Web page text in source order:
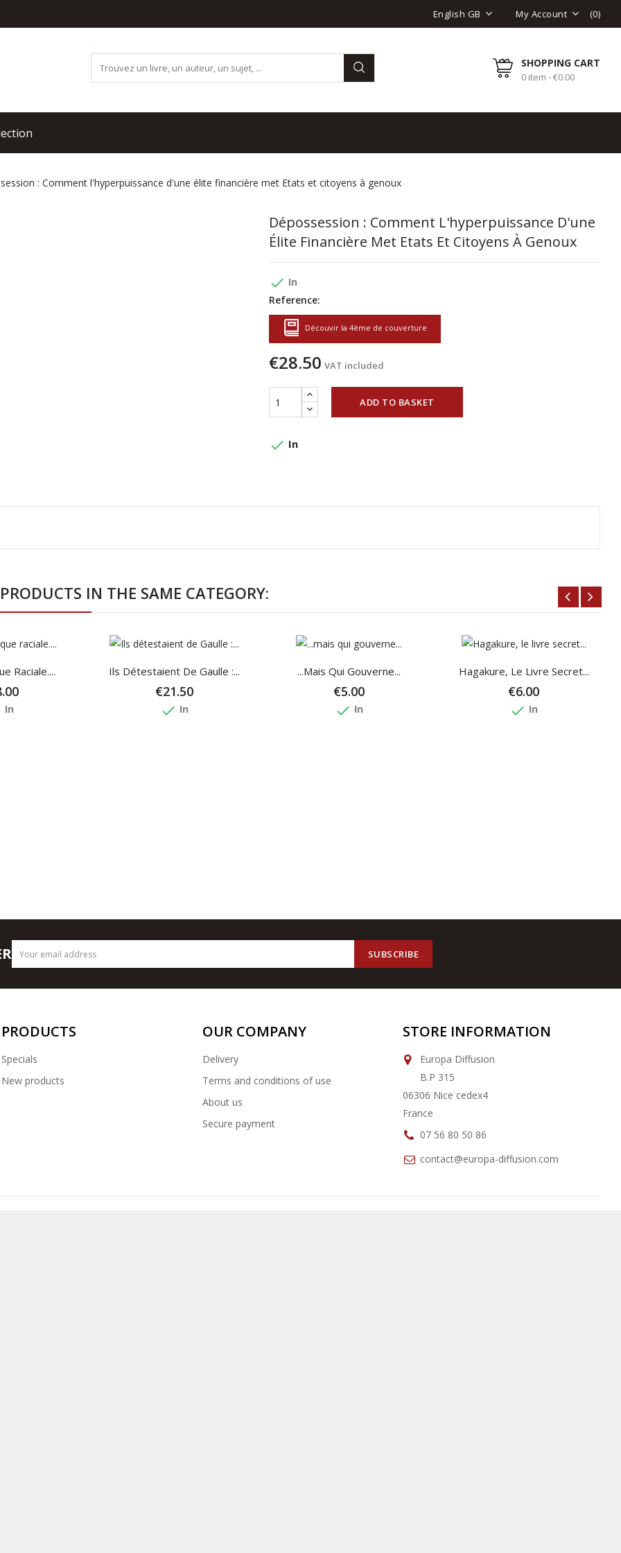
English GB My Account (0)
SHOPPING CART
0 item - €0.00
: Comment l'hyperpuissance d'une élite financière met Etats et citoyens à genoux
Dépossession : Comment L'hyperpuissance D'une
Élite Financière Met Etats Et Citoyens À Genoux
done In
Reference:
Découvir la 4ème de couverture
€28.50 VAT included
ADD TO BASKET
done In
IN THE SAME CATEGORY:
Raciale....
In
Ils Détestaient De Gaulle :...
€21.50
done In
...mais Qui Gouverne...
€5.00
done In
Hagakure, Le Livre Secret...
€6.00
done In
PRODUCTS
Specials
New products
OUR COMPANY
Delivery
Terms and conditions of use
About us
Secure payment
STORE INFORMATION
Europa Diffusion
B.P 315
06306 Nice cedex4
France
07 56 80 50 86
contact@europa-diffusion.com